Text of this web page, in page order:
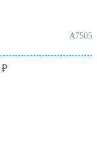
А7505
₽